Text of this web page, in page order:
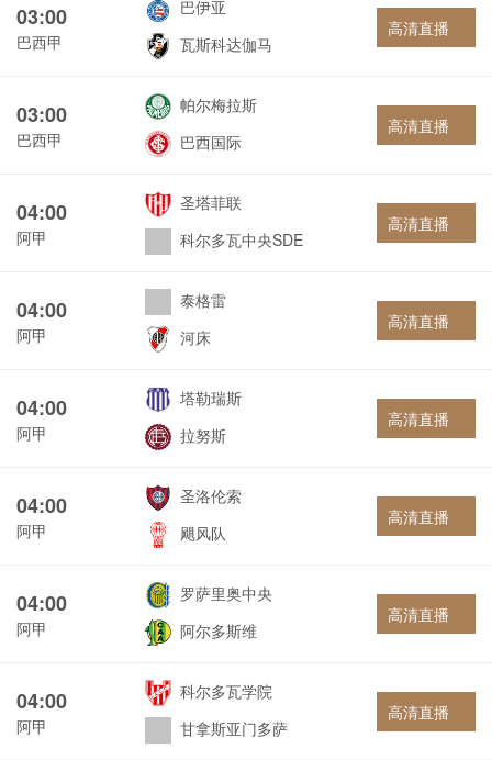
03:00
巴西甲
巴伊亚
瓦斯科达伽马
高清直播
03:00
巴西甲
帕尔梅拉斯
巴西国际
高清直播
04:00
阿甲
圣塔菲联
科尔多瓦中央SDE
高清直播
04:00
阿甲
泰格雷
河床
高清直播
04:00
阿甲
塔勒瑞斯
拉努斯
高清直播
04:00
阿甲
圣洛伦索
飓风队
高清直播
04:00
阿甲
罗萨里奥中央
阿尔多斯维
高清直播
04:00
阿甲
科尔多瓦学院
甘拿斯亚门多萨
高清直播